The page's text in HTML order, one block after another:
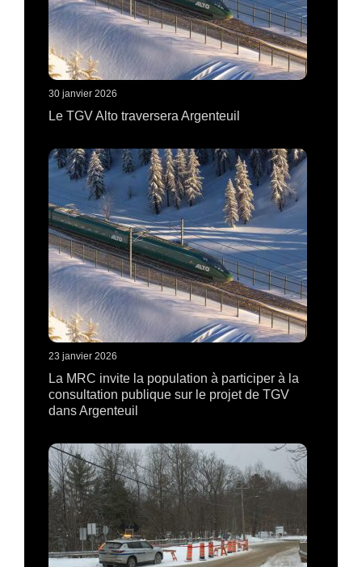
30 janvier 2026
Le TGV Alto traversera Argenteuil
23 janvier 2026
La MRC invite la population à participer à la
consultation publique sur le projet de TGV
dans Argenteuil